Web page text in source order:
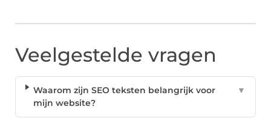
Veelgestelde vragen
Waarom zijn SEO teksten belangrijk voor
mijn website?
▼